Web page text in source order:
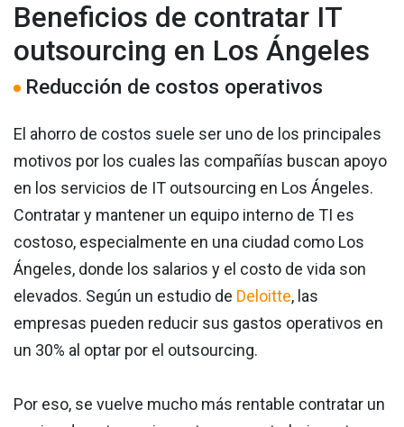
Beneficios de contratar IT
outsourcing en Los Ángeles
Reducción de costos operativos
El ahorro de costos suele ser uno de los principales
motivos por los cuales las compañías buscan apoyo
en los servicios de IT outsourcing en Los Ángeles.
Contratar y mantener un equipo interno de TI es
costoso, especialmente en una ciudad como Los
Ángeles, donde los salarios y el costo de vida son
elevados. Según un estudio de Deloitte, las
empresas pueden reducir sus gastos operativos en
un 30% al optar por el outsourcing.
Por eso, se vuelve mucho más rentable contratar un